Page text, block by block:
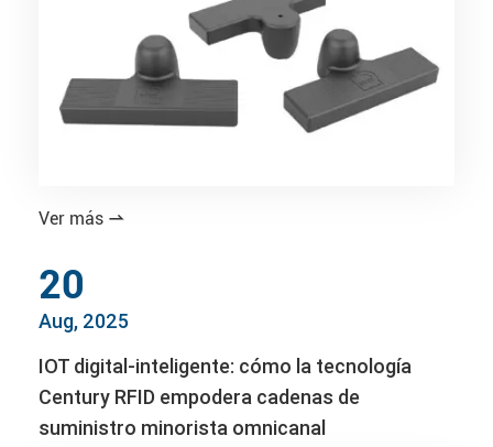
Ver más 
20
Aug, 2025
IOT digital-inteligente: cómo la tecnología
Century RFID empodera cadenas de
suministro minorista omnicanal